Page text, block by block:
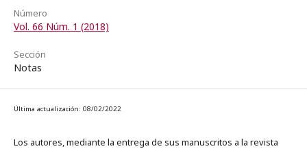
Número
Vol. 66 Núm. 1 (2018)
Sección
Notas
Última actualización: 08/02/2022
Los autores, mediante la entrega de sus manuscritos a la revista